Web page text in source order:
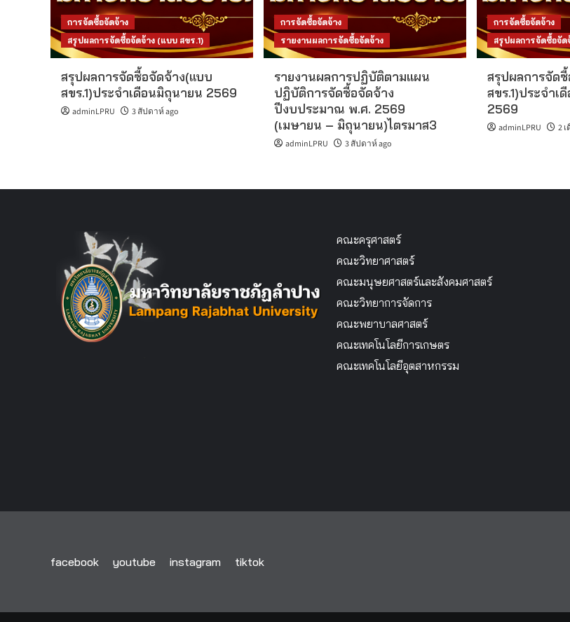
การจัดซื้อจัดจ้าง
สรุปผลการจัดซื้อจัดจ้าง (แบบ สขร.1)
สรุปผลการจัดซื้อจัดจ้าง(แบบ
สขร.1)ประจำเดือนมิถุนายน 2569
adminLPRU 3 สัปดาห์ ago
การจัดซื้อจัดจ้าง
รายงานผลการจัดซื้อจัดจ้าง
รายงานผลการปฏิบัติตามแผน
ปฏิบัติการจัดซื้อจัดจ้าง
ปีงบประมาณ พ.ศ. 2569
(เมษายน – มิถุนายน)ไตรมาส3
adminLPRU 3 สัปดาห์ ago
การจัดซื้อจัดจ้าง
สรุปผลการจัดซื้อจัด
สรุปผลการจัด
สขร.1)ประจำ
2569
adminLPRU 2
คณะครุศาสตร์
คณะวิทยาศาสตร์
คณะมนุษยศาสตร์และสังคมศาสตร์
คณะวิทยาการจัดการ
คณะพยาบาลศาสตร์
คณะเทคโนโลยีการเกษตร
คณะเทคโนโลยีอุตสาหกรรม
facebook youtube instagram tiktok